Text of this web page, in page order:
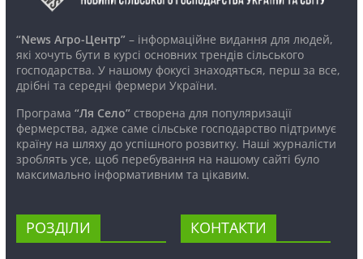
“News Агро-Центр”– інформаційне видання для людей,
які хочуть бути в курсі основних трендів сільського
господарства. У нашому фокусі знаходяться, перш за все,
дрібні та середні фермери України.
Програма “Ля Село”створена для популяризації
фермерства, адже саме сільське господарство підтримує
країну на шляху до успішного розвитку. Наші журналісти
зроблять усе, щоб перебування на нашому сайті було
максимально інформативним та цікавим.
РОЗДІЛИ КОНТАКТИ